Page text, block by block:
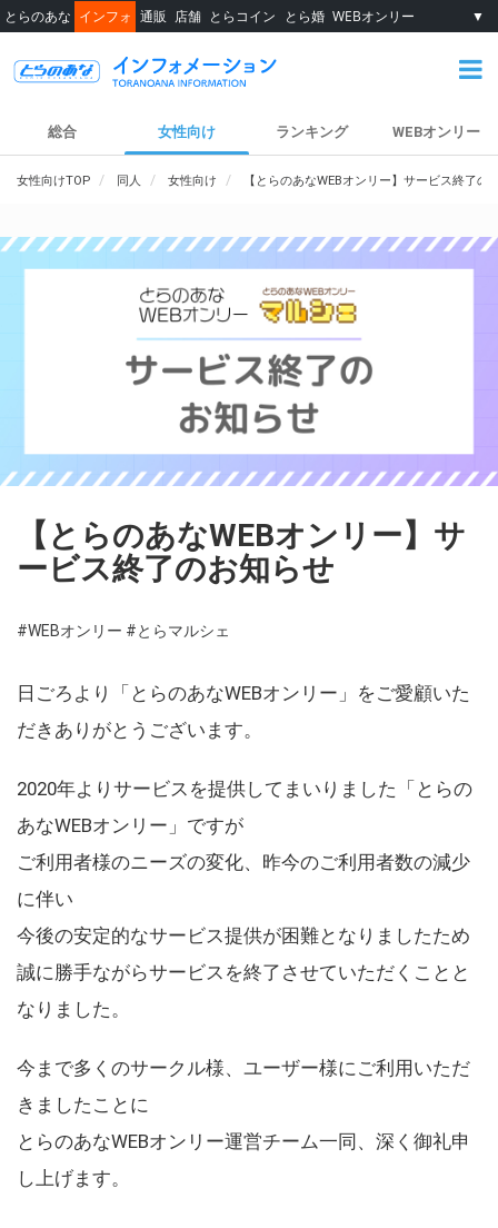
とらのあな インフォ 通販 店舗 とらコイン とら婚 WEBオンリー ▼
総合 女性向け ランキング WEBオンリー
女性向けTOP 同人 女性向け 【とらのあなWEBオンリー】サービス終了の
【とらのあなWEBオンリー】サ
ービス終了のお知らせ
#WEBオンリー #とらマルシェ
日ごろより「とらのあなWEBオンリー」をご愛顧いた
だきありがとうございます。
2020年よりサービスを提供してまいりました「とらの
あなWEBオンリー」ですが
ご利用者様のニーズの変化、昨今のご利用者数の減少
に伴い
今後の安定的なサービス提供が困難となりましたため
誠に勝手ながらサービスを終了させていただくことと
なりました。
今まで多くのサークル様、ユーザー様にご利用いただ
きましたことに
とらのあなWEBオンリー運営チーム一同、深く御礼申
し上げます。